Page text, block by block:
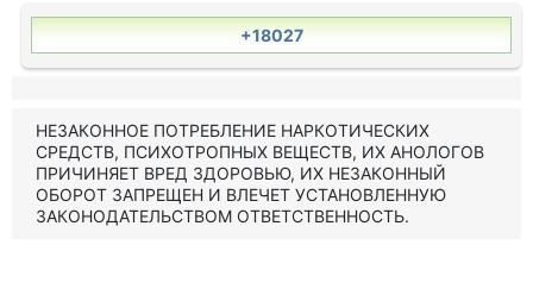
+18027
НЕЗАКОННОЕ ПОТРЕБЛЕНИЕ НАРКОТИЧЕСКИХ
СРЕДСТВ, ПСИХОТРОПНЫХ ВЕЩЕСТВ, ИХ АНОЛОГОВ
ПРИЧИНЯЕТ ВРЕД ЗДОРОВЬЮ, ИХ НЕЗАКОННЫЙ
ОБОРОТ ЗАПРЕЩЕН И ВЛЕЧЕТ УСТАНОВЛЕННУЮ
ЗАКОНОДАТЕЛЬСТВОМ ОТВЕТСТВЕННОСТЬ.